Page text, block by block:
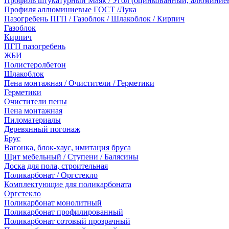
Профиля аллюминиевые ГОСТ /Лука
Пазогребень ПГП / Газоблок / Шлакоблок / Кирпич
Газоблок
Кирпич
ПГП пазогребень
ЖБИ
Полистеролбетон
Шлакоблок
Пена монтажная / Очистители / Герметики
Герметики
Очистители пены
Пена монтажная
Пиломатериалы
Деревянный погонаж
Брус
Вагонка, блок-хаус, имитация бруса
Щит мебельный / Ступени / Балясины
Доска для пола, строительная
Поликарбонат / Оргстекло
Комплектующие для поликарбоната
Оргстекло
Поликарбонат монолитный
Поликарбонат профилированный
Поликарбонат сотовый прозрачный